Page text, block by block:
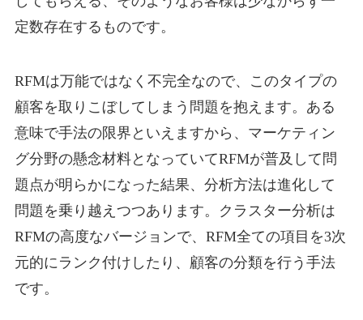
定数存在するものです。
RFMは万能ではなく不完全なので、このタイプの
顧客を取りこぼしてしまう問題を抱えます。ある
意味で手法の限界といえますから、マーケティン
グ分野の懸念材料となっていてRFMが普及して問
題点が明らかになった結果、分析方法は進化して
問題を乗り越えつつあります。クラスター分析は
RFMの高度なバージョンで、RFM全ての項目を3次
元的にランク付けしたり、顧客の分類を行う手法
です。